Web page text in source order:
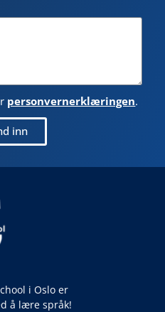
personvernerklæringen.
inn
i Oslo er
å lære språk!